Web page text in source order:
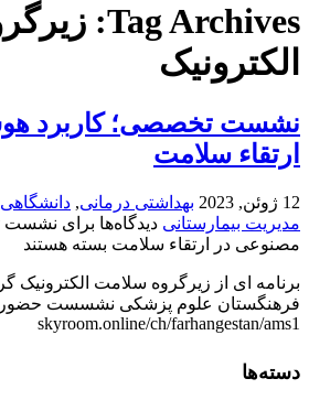
Tag Archives:
الکترونیک
نشست تخصصی؛ کاربرد
ارتقاء سلامت
12 ژوئن, 2023 بهداشتی درمانی, دانشگاهی
مدیریت بیمارستانی دیدگاه‌ها برای نشست
مصنوعی در ارتقاء سلامت بسته هستند
برنامه ای از زیرگروه سلامت الکترونیک
فرهنگستان علوم پزشکی نشسست
skyroom.online/ch/farhangestan/ams1
دسته‌ها